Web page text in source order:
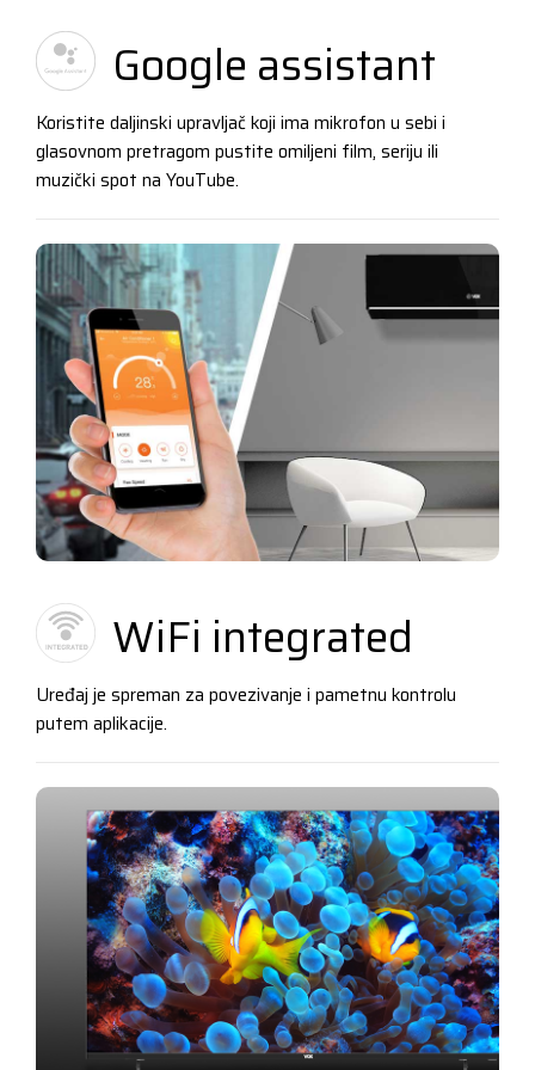
Google assistant
Koristite daljinski upravljač koji ima mikrofon u sebi i
glasovnom pretragom pustite omiljeni film, seriju ili
muzički spot na YouTube.
WiFi integrated
Uređaj je spreman za povezivanje i pametnu kontrolu
putem aplikacije.